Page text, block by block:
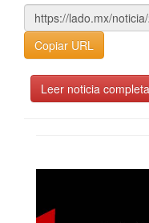
Copiar URL
Leer noticia